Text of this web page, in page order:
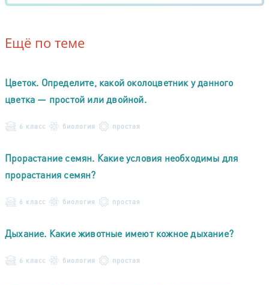
Ещё по теме
Цветок. Определите, какой околоцветник у данного
цветка — простой или двойной.
6 класс биология простая
Прорастание семян. Какие условия необходимы для
прорастания семян?
6 класс биология простая
Дыхание. Какие животные имеют кожное дыхание?
6 класс биология простая